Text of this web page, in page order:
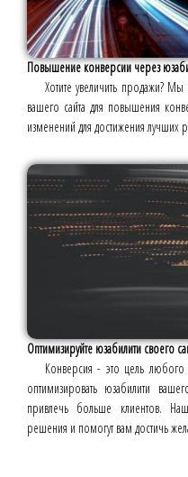
Повышение конверсии через
Хотите увеличить продажи?
вашего сайта для повышения
изменений для достижения лучших
Оптимизируйте юзабилити своего
Конверсия - это цель
оптимизировать юзабилити
привлечь больше клиентов.
решения и помогут вам достичь